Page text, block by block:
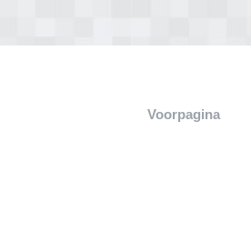
Voorpagina